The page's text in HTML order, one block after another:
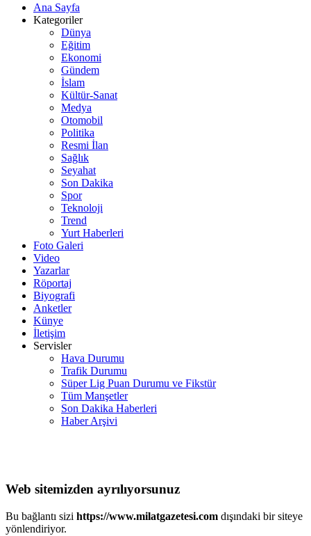
Ana Sayfa
Kategoriler
Dünya
Eğitim
Ekonomi
Gündem
İslam
Kültür-Sanat
Medya
Otomobil
Politika
Resmi İlan
Sağlık
Seyahat
Son Dakika
Spor
Teknoloji
Trend
Yurt Haberleri
Foto Galeri
Video
Yazarlar
Röportaj
Biyografi
Anketler
Künye
İletişim
Servisler
Hava Durumu
Trafik Durumu
Süper Lig Puan Durumu ve Fikstür
Tüm Manşetler
Son Dakika Haberleri
Haber Arşivi
Web sitemizden ayrılıyorsunuz
Bu bağlantı sizi https://www.milatgazetesi.com dışındaki bir siteye
yönlendiriyor.